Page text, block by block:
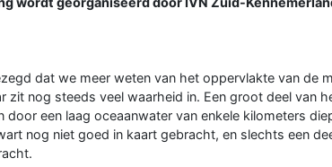
dat we meer weten van het oppervlakte van de
zit nog steeds veel waarheid in. Een groot deel van
door een laag oceaanwater van enkele kilometers
nog niet goed in kaart gebracht, en slechts een